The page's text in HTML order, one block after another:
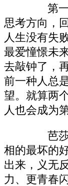
第一
思考方向，
人生没有失
最爱憧憬未
去敲钟了，
前一种人总
望。就算两
人也会成为
芭莎
相的最坏的
出来，义无
力、更青春